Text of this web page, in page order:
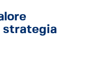
strategia